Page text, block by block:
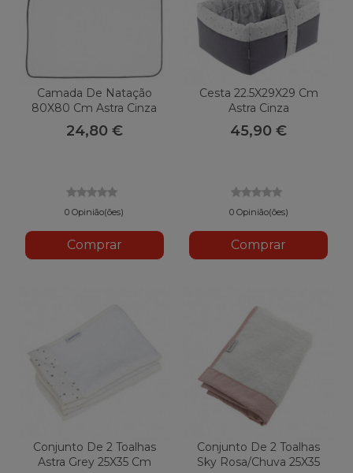
Camada De Natação
80X80 Cm Astra Cinza
24,80 €
0 Opinião(ões)
Comprar
Cesta 22.5X29X29 Cm
Astra Cinza
45,90 €
0 Opinião(ões)
Comprar
Conjunto De 2 Toalhas
Astra Grey 25X35 Cm
Conjunto De 2 Toalhas
Sky Rosa/Chuva 25X35